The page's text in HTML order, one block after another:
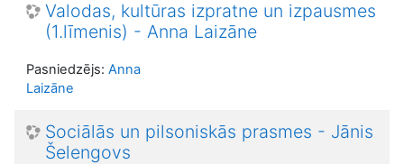
Valodas, kultūras izpratne un izpausmes
(1.līmenis) - Anna Laizāne
Pasniedzējs: Anna
Laizāne
Sociālās un pilsoniskās prasmes - Jānis
Šelengovs